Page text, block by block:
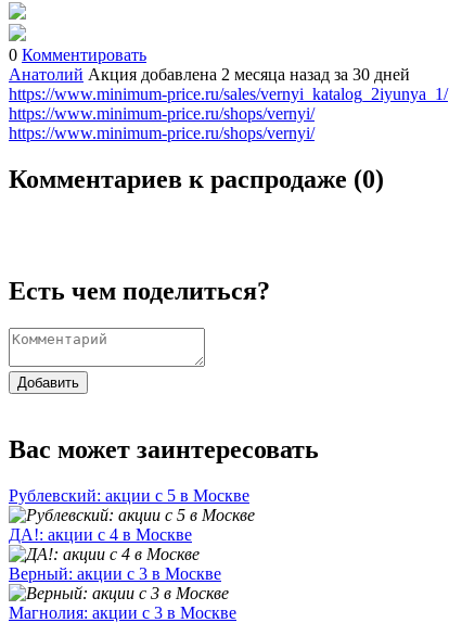
0 Комментировать
Анатолий Акция добавлена 2 месяца назад за 30 дней
https://www.minimum-price.ru/sales/vernyi_katalog_2iyunya_1/
https://www.minimum-price.ru/shops/vernyi/
https://www.minimum-price.ru/shops/vernyi/
Комментариев к распродаже (0)
Есть чем поделиться?
Добавить
Вас может заинтересовать
Рублевский: акции с 5 в Москве
ДА!: акции с 4 в Москве
Верный: акции с 3 в Москве
Магнолия: акции с 3 в Москве